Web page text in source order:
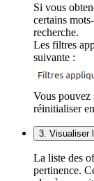
Si vous
certains
recherche.
Les filtres
suivante :
Vous pouvez
réinitialiser
3. Visualiser
La liste des
pertinence.